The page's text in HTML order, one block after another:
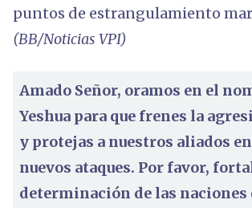
puntos de estrangulamiento
(BB/Noticias VPI)
Amado Señor, oramos en el
Yeshua para que frenes la
y protejas a nuestros aliados
nuevos ataques. Por favor,
determinación de las naciones